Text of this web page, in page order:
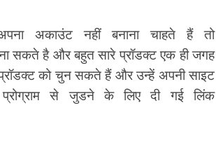
अकाउंट नहीं बनाना चाहते हैं तो
सकते है और बहुत सारे प्रॉडक्ट एक ही जगह
को चुन सकते हैं और उन्हें अपनी साइट
से जुडने के लिए दी गई लिंक